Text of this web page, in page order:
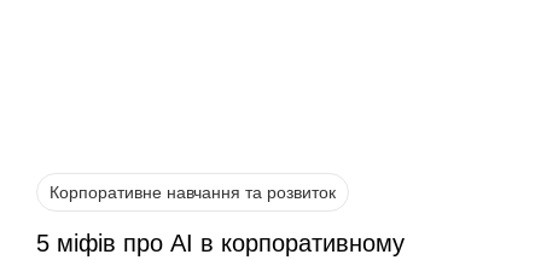
Корпоративне навчання та розвиток
5 міфів про AI в корпоративному